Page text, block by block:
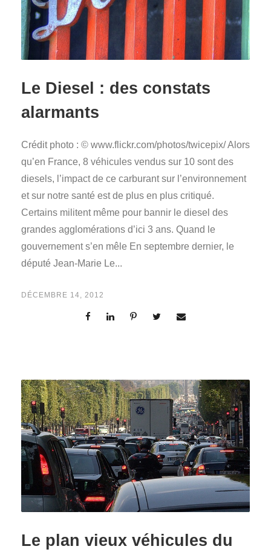
Le Diesel : des constats
alarmants
Crédit photo : © www.flickr.com/photos/twicepix/ Alors
qu’en France, 8 véhicules vendus sur 10 sont des
diesels, l’impact de ce carburant sur l’environnement
et sur notre santé est de plus en plus critiqué.
Certains militent même pour bannir le diesel des
grandes agglomérations d’ici 3 ans. Quand le
gouvernement s’en mêle En septembre dernier, le
député Jean-Marie Le...
DÉCEMBRE 14, 2012
Le plan vieux véhicules du